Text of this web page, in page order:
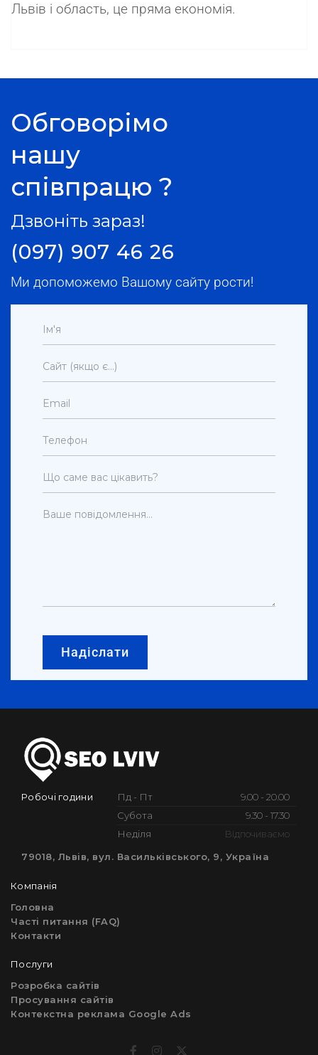
Львів і область, це пряма економія.
Обговорімо
нашу
співпрацю ?
Дзвоніть зараз!
(097) 907 46 26
Ми допоможемо Вашому сайту рости!
Надіслати
Робочі години Пд - Пт
9.00 - 20.00
Субота
9.30 - 17.30
Неділя
Відпочиваємо
79018, Львів, вул. Васильківського, 9, Україна
Компанія
Головна
Часті питання (FAQ)
Контакти
Послуги
Розробка сайтів
Просування сайтів
Контекстна реклама Google Ads
facebook
instagram